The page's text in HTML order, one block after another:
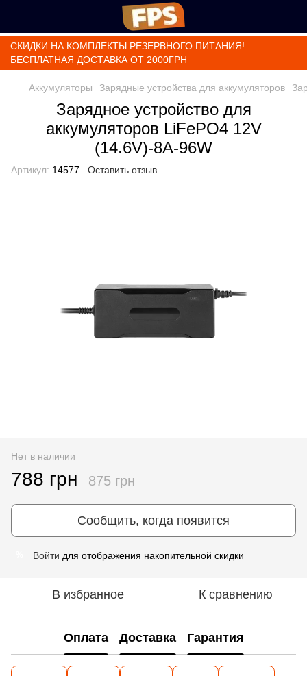
СКИДКИ НА КОМПЛЕКТЫ РЕЗЕРВНОГО ПИТАНИЯ!
БЕСПЛАТНАЯ ДОСТАВКА ОТ 2000ГРН
Аккумуляторы Зарядные устройства для аккумуляторов
Зарядное устройство для
аккумуляторов LiFePO4 12V
(14.6V)-8A-96W
Артикул: 14577 Оставить отзыв
Нет в наличии
788 грн 875 грн
Сообщить, когда появится
Войти для отображения накопительной скидки
В избранное К сравнению
Оплата Доставка Гарантия